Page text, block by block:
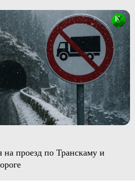
проезд по Транскаму и